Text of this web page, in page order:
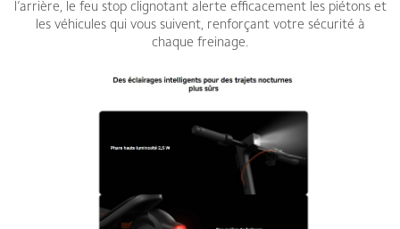
l’arrière, le feu stop clignotant alerte efficacement les piétons et
les véhicules qui vous suivent, renforçant votre sécurité à
chaque freinage.